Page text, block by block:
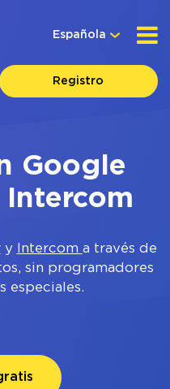
Española
Registro
Google
Intercom
y Intercom a través de
sin programadores
especiales.